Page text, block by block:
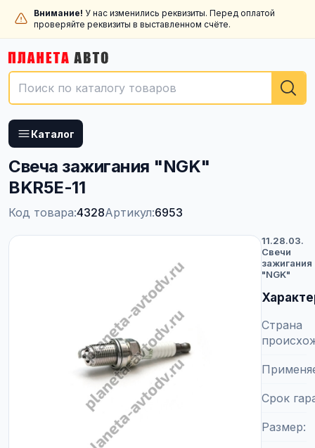
Внимание! У нас изменились реквизиты. Перед оплатой
проверяйте реквизиты в выставленном счёте.
Каталог
Свеча зажигания "NGK"
BKR5E-11
Код товара:4328Артикул:6953
11.28.03.
Свечи
зажигания
"NGK"
Страна
Срок
Размер